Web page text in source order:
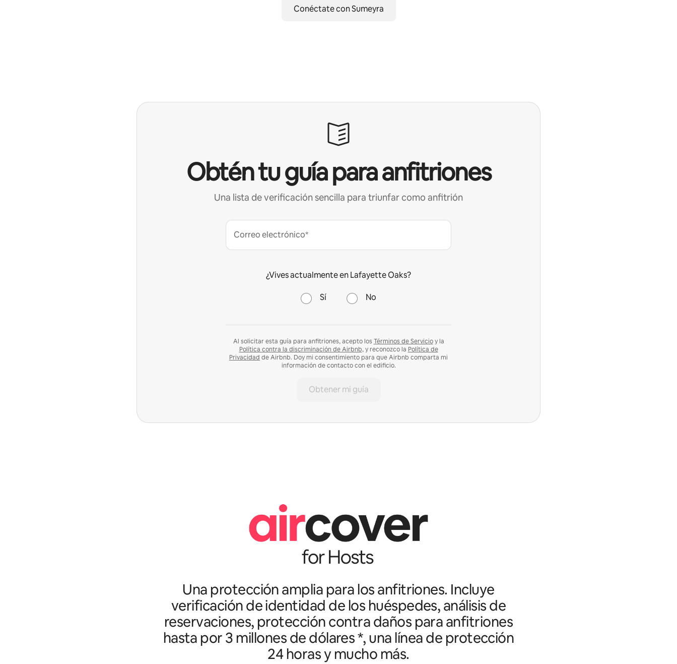
Conéctate con Sumeyra
Obtén tu guía para anfitriones
Una lista de verificación sencilla para triunfar como anfitrión
Correo electrónico*
¿Vives actualmente en Lafayette Oaks?
Sí No
Al solicitar esta guía para anfitriones, acepto los Términos de Servicioy la
Política contra la discriminación de Airbnb,y reconozco la Política de
Privacidad de Airbnb. Doy mi consentimiento para que Airbnb comparta mi
información de contacto con el edificio.
Obtener mi guía
Una protección amplia para los anfitriones. Incluye
verificación de identidad de los huéspedes, análisis de
reservaciones, protección contra daños para anfitriones
hasta por 3 millones de dólares *, una línea de protección
24 horas y mucho más.